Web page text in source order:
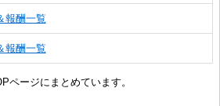
報酬一覧
報酬一覧
ページにまとめています。